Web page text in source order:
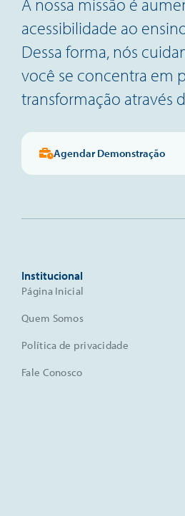
acessibilidade ao
Dessa forma, nós
você se concentra em
transformação através
Agendar Demonstração
Institucional
Página Inicial
Quem Somos
Política de privacidade
Fale Conosco